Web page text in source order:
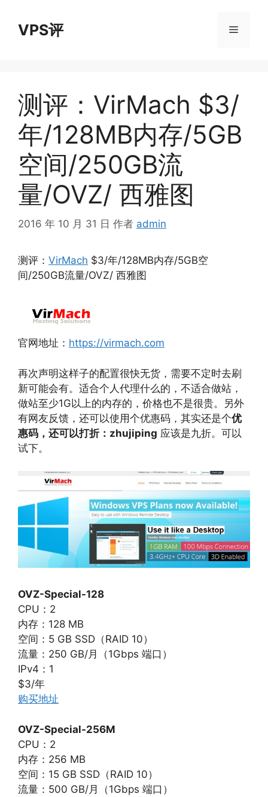
VPS评 菜
测评：VirMach $3/
年/128MB内存/5GB
空间/250GB流
量/OVZ/ 西雅图
2016 年 10 月 31 日 作者 admin
测评： VirMach $3/年/128MB内存/5GB空
间/250GB流量/OVZ/ 西雅图
官网地址： https://virmach.com
再次声明这样子的配置很快无货，需要不定时去刷
新可能会有。适合个人代理什么的，不适合做站，
做站至少1G以上的内存的，价格也不是很贵。另外
有网友反馈，还可以使用个优惠码，其实还是个优
惠码，还可以打折：zhujiping 应该是九折。可以
试下。
OVZ-Special-128
CPU：2
内存：128 MB
空间：5 GB SSD（RAID 10）
流量：250 GB/月（1Gbps 端口）
IPv4：1
$3/年
购买地址
OVZ-Special-256M
CPU：2
内存：256 MB
空间：15 GB SSD（RAID 10）
流量：500 GB/月（1Gbps 端口）